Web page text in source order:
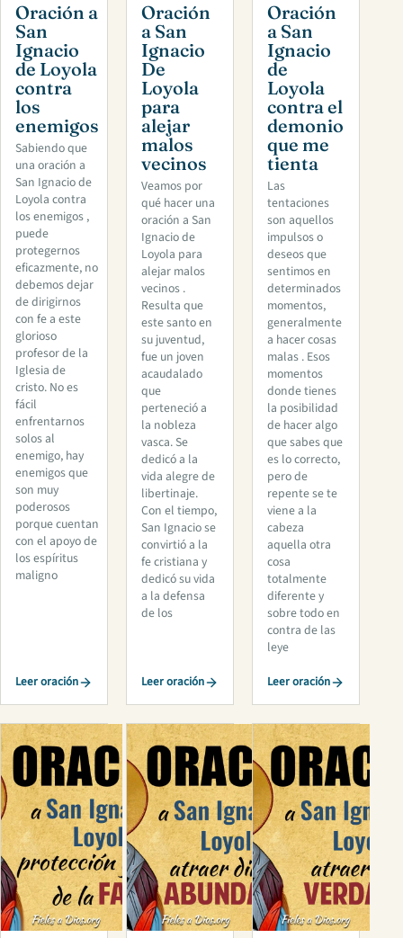
Oración a
San
Ignacio
de Loyola
contra
los
enemigos
Sabiendo que
una oración a
San Ignacio de
Loyola contra
los enemigos ,
puede
protegernos
eficazmente, no
debemos dejar
de dirigirnos
con fe a este
glorioso
profesor de la
Iglesia de
cristo. No es
fácil
enfrentarnos
solos al
enemigo, hay
enemigos que
son muy
poderosos
porque cuentan
con el apoyo de
los espíritus
maligno
Leer oración
Oración
a San
Ignacio
De
Loyola
para
alejar
malos
vecinos
Veamos por
qué hacer una
oración a San
Ignacio de
Loyola para
alejar malos
vecinos .
Resulta que
este santo en
su juventud,
fue un joven
acaudalado
que
perteneció a
la nobleza
vasca. Se
dedicó a la
vida alegre de
libertinaje.
Con el tiempo,
San Ignacio se
convirtió a la
fe cristiana y
dedicó su vida
a la defensa
de los
Leer oración
Oración
a San
Ignacio
de
Loyola
contra el
demonio
que me
tienta
Las
tentaciones
son aquellos
impulsos o
deseos que
sentimos en
determinados
momentos,
generalmente
a hacer cosas
malas . Esos
momentos
donde tienes
la posibilidad
de hacer algo
que sabes que
es lo correcto,
pero de
repente se te
viene a la
cabeza
aquella otra
cosa
totalmente
diferente y
sobre todo en
contra de las
leye
Leer oración